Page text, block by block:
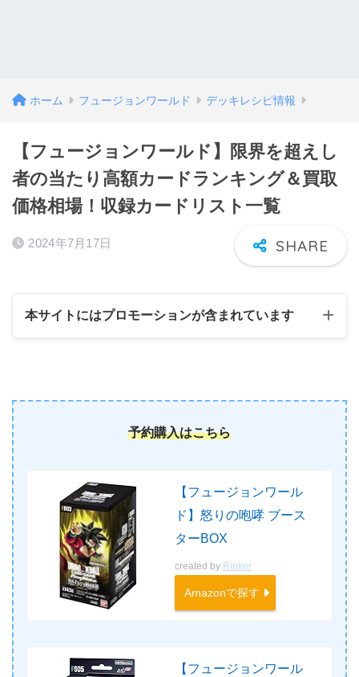
ホーム フュージョンワールド デッキレシピ情報
【フュージョンワールド】限界を超えし
者の当たり高額カードランキング＆買取
価格相場！収録カードリスト一覧
2024年7月17日
本サイトにはプロモーションが含まれています
予約購入はこちら
【フュージョンワール
ド】怒りの咆哮 ブース
ターBOX
created by Rinker
Amazonで探す
【フュージョンワール